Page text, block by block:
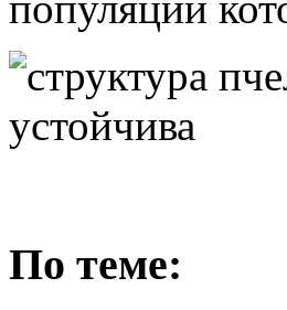
По теме: